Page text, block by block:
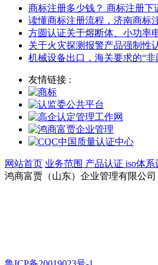
商标注册多少钱？ 商标注册下
读懂商标注册流程，济南商标
方圆认证关于熔断体、小功率
关于火灾探测报警产品强制性
机械设备出口，海关要求的“
友情链接 :
网站首页 业务范围 产品认证 iso体系
鸿商富贾（山东）企业管理有限公